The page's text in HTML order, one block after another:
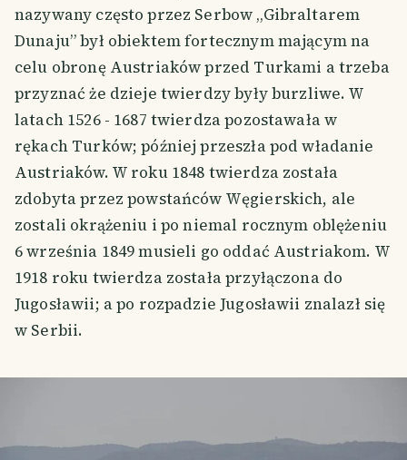
nazywany często przez Serbow „Gibraltarem
Dunaju” był obiektem fortecznym mającym na
celu obronę Austriaków przed Turkami a trzeba
przyznać że dzieje twierdzy były burzliwe. W
latach 1526 - 1687 twierdza pozostawała w
rękach Turków; później przeszła pod władanie
Austriaków. W roku 1848 twierdza została
zdobyta przez powstańców Węgierskich, ale
zostali okrążeniu i po niemal rocznym oblężeniu
6 września 1849 musieli go oddać Austriakom. W
1918 roku twierdza została przyłączona do
Jugosławii; a po rozpadzie Jugosławii znalazł się
w Serbii.